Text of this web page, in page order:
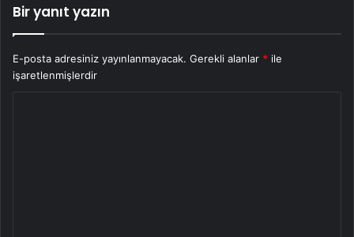
Bir yanıt yazın
E-posta adresiniz yayınlanmayacak. Gerekli alanlar * ile
işaretlenmişlerdir